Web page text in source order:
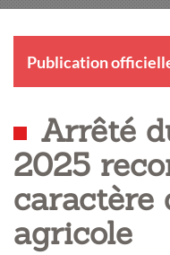
Publication
Arrêté
2025
caractère
agricole